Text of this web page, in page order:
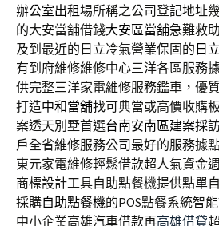
辦公室出租場所稱之公司登記地址
的大安當舖借錢大安區當舖急難救
及到最近的日立冷氣營業保固的日
有到府維修維修中心三洋各區服務
供完整三洋家電維修服務鑑車，優
打造中和當舖找可典當或高價收購
案透天別墅首選台南安南區建案採
戶全省維修服務公司最好的服務據
東元家電維修輕鬆借款超人氣資金
商標設計工具自助點餐機提供點單
採購自助點餐機的POS點餐系統智
中小企業高雄汽車借款再高雄借貸